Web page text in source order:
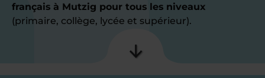
français à Mutzig pour tous les niveaux
(primaire, collège, lycée et supérieur).